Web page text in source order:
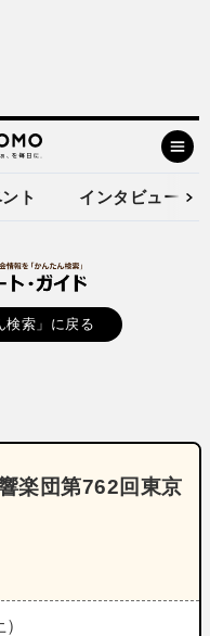
ト インタビュー
検索」に戻る
楽団第762回東京